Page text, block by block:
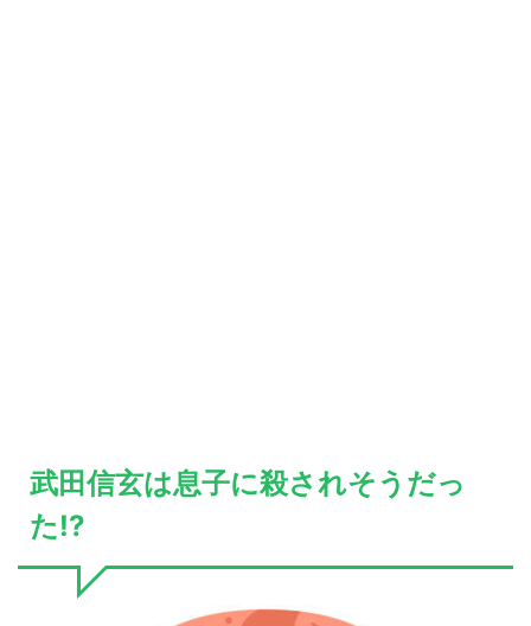
武田信玄は息子に殺されそうだっ
た!?